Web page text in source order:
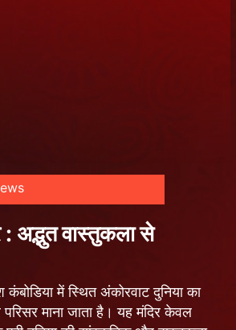
: अद्भुत वास्तुकला से
कंबोडिया में स्थित अंकोरवाट दुनिया का
परिसर माना जाता है। यह मंदिर केवल